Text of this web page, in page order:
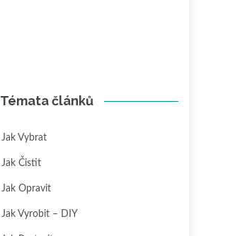
Témata článků
Jak Vybrat
Jak Čistit
Jak Opravit
Jak Vyrobit – DIY